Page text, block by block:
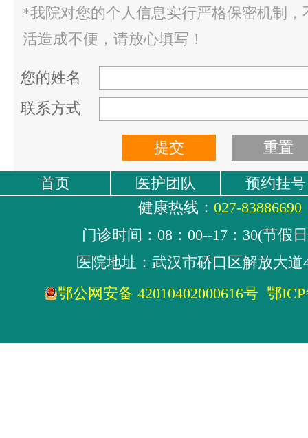
*我院对您的个人信息实行严格保密机制，
活造成不便，请放心填写！
您的姓名
联系方式
首页 医护团队
预约挂号
健康热线： 027-83886690
门诊时间：08：00--17：30(节假
医院地址：武汉市硚口区解放大道
鄂公网安备 42010402000616号 鄂